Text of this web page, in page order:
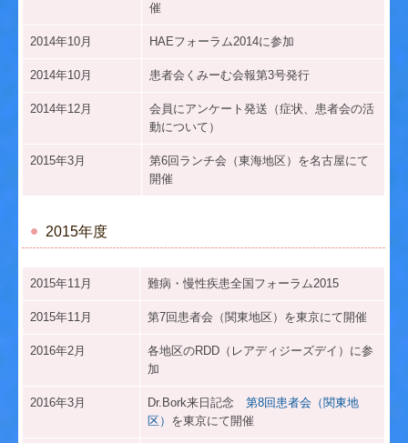
催
2014年10月 HAEフォーラム2014に参加
2014年10月 患者会くみーむ会報第3号発行
2014年12月
会員にアンケート発送（症状、患者会の活
動について）
2015年3月
第6回ランチ会（東海地区）を名古屋にて
開催
2015年度
2015年11月 難病・慢性疾患全国フォーラム2015
2015年11月 第7回患者会（関東地区）を東京にて開催
2016年2月 各地区のRDD （ レアディジーズデイ）に参
加
2016年3月 Dr.Bork来日記念第8回患者会（関東地
区） を東京にて開催